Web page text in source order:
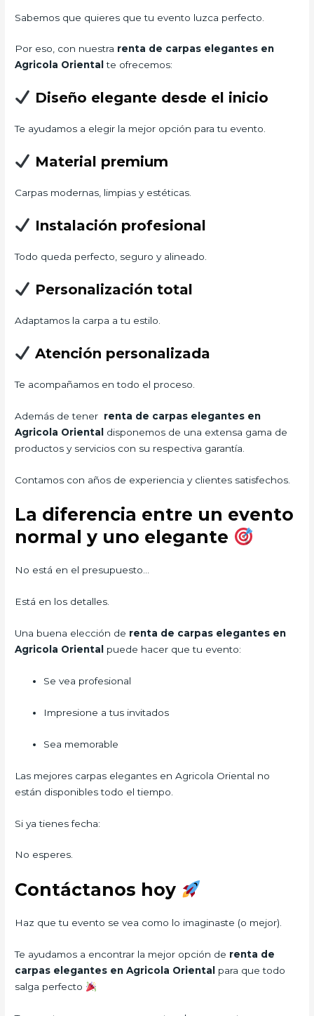
Sabemos que quieres que tu evento luzca perfecto.
Por eso, con nuestra renta de carpas elegantes en
Agricola Orientalte ofrecemos:
Diseño elegante desde el inicio
Te ayudamos a elegir la mejor opción para tu evento.
Material premium
Carpas modernas, limpias y estéticas.
Instalación profesional
Todo queda perfecto, seguro y alineado.
Personalización total
Adaptamos la carpa a tu estilo.
Atención personalizada
Te acompañamos en todo el proceso.
Además de tener renta de carpas elegantes en
Agricola Oriental
disponemos de una extensa gama de
productos y servicios con su respectiva garantía.
Contamos con años de experiencia y clientes satisfechos.
La diferencia entre un evento
normal y uno elegante
No está en el presupuesto…
Está en los detalles.
Una buena elección de renta de carpas elegantes en
Agricola Oriental puede hacer que tu evento:
Se vea profesional
Impresione a tus invitados
Sea memorable
Las mejores carpas elegantes en Agricola Oriental no
están disponibles todo el tiempo.
Si ya tienes fecha:
No esperes.
Contáctanos hoy
Haz que tu evento se vea como lo imaginaste (o mejor).
Te ayudamos a encontrar la mejor opción de renta de
carpas elegantes en Agricola Oriental para que todo
salga perfecto